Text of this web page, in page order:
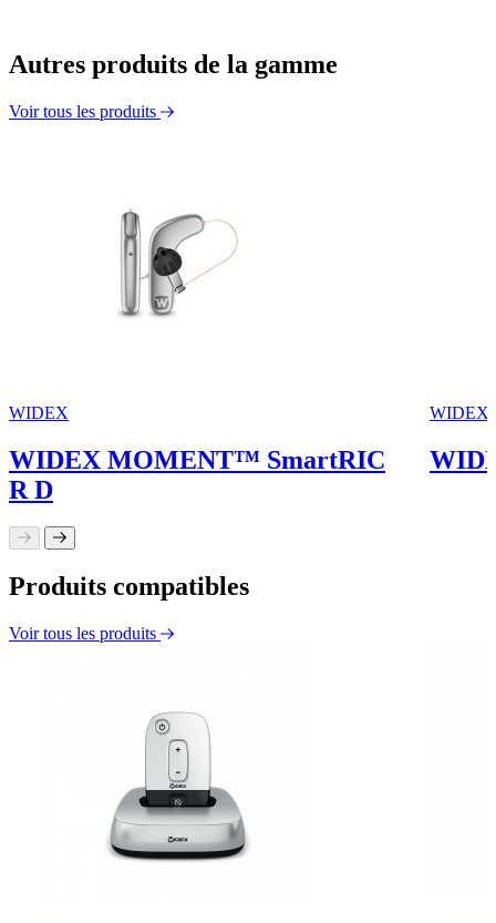
Autres produits de la gamme
Voir tous les produits
WIDEX
WIDEX MOMENT™ SmartRIC
R D
WIDEX
Produits compatibles
Voir tous les produits